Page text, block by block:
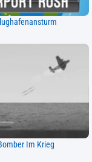
Im Krieg